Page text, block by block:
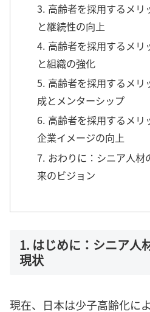
3. 高齢者を採用するメリ
と継続性の向上
4. 高齢者を採用するメリ
と組織の強化
5. 高齢者を採用するメリ
成とメンターシップ
6. 高齢者を採用するメリ
企業イメージの向上
7. おわりに：シニア人材
来のビジョン
1. はじめに：シニア人
現状
現在、日本は少子高齢化に